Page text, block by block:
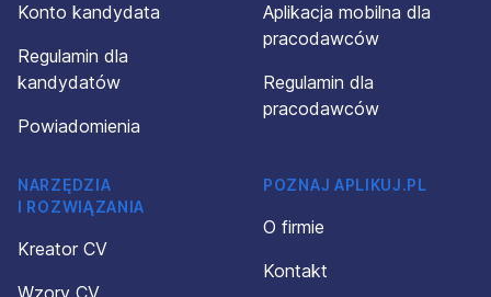
Konto kandydata
Regulamin dla
kandydatów
Powiadomienia
Aplikacja mobilna dla
pracodawców
Regulamin dla
pracodawców
NARZĘDZIA
I ROZWIĄZANIA
Kreator CV
Wzory CV
POZNAJ APLIKUJ.PL
O firmie
Kontakt